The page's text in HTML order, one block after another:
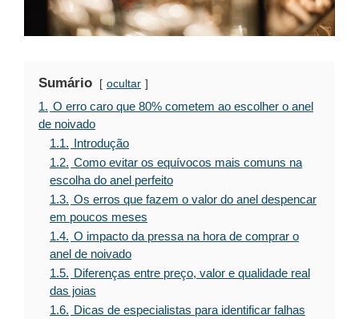
Sumário ocultar
1. O erro caro que 80% cometem ao escolher o anel
de noivado
1.1. Introdução
1.2. Como evitar os equívocos mais comuns na
escolha do anel perfeito
1.3. Os erros que fazem o valor do anel despencar
em poucos meses
1.4. O impacto da pressa na hora de comprar o
anel de noivado
1.5. Diferenças entre preço, valor e qualidade real
das joias
1.6. Dicas de especialistas para identificar falhas